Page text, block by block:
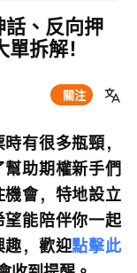
關注
、反向押
拆解！
有很多瓶頸，
助期權新手們
會，特地設立
望能陪伴你一起
趣，歡迎點擊此